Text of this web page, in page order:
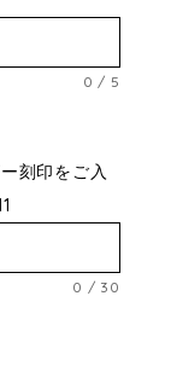
0 / 5
刻印をご入
0 / 30